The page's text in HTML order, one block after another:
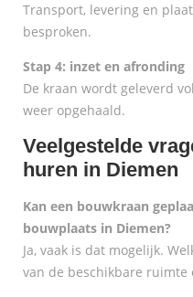
Transport, levering en
besproken.
Stap 4: inzet en afronding
De kraan wordt geleverd
weer opgehaald.
Veelgestelde
huren in Diemen
Kan een bouwkraan
bouwplaats in Diemen?
Ja, vaak is dat mogelijk.
van de beschikbare ruimte